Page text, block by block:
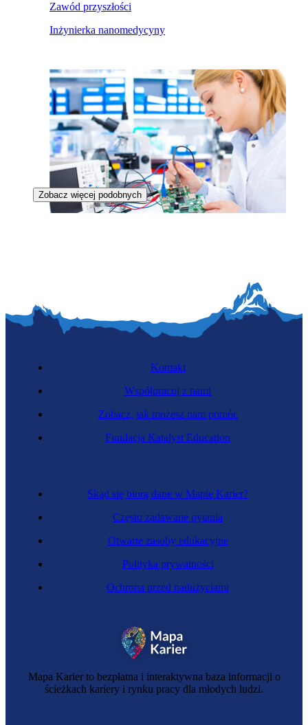
Zawód przyszłości
Inżynierka nanomedycyny
Zawód przyszłości
Inżynierka automatyki i robotyki
Zobacz więcej podobnych
Mapa Karier to bezpłatna i interaktywna baza informacji o
ścieżkach kariery i rynku pracy dla młodych ludzi.
Skąd się biorą dane w Mapie Karier?
Często zadawane pytania
Otwarte zasoby edukacyjne
Polityka prywatności
Ochrona przed nadużyciami
Kontakt
Współpracuj z nami
Zobacz, jak możesz nam pomóc
Fundacja Katalyst Education